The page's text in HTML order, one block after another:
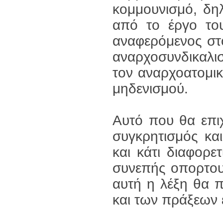
κομμουνισμό,
από το έργο
αναφερόμενος
τον
μηδενισμού.
Αυτό που θα
συγκρητισμός
και κάτι
συνεπής
αυτή η λέξη θα
και των πράξεων